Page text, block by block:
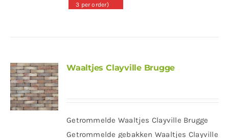
3 per order)
Waaltjes Clayville Brugge
Getrommelde Waaltjes Clayville Brugge
Getrommelde gebakken Waaltjes Clayville